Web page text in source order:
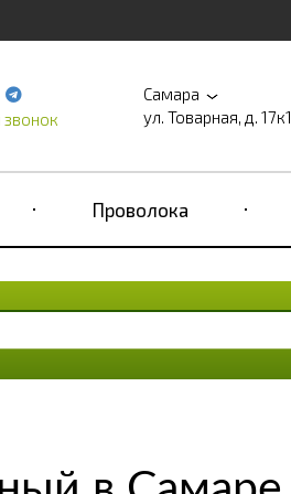
Самара
ул. Товарная, д. 17к1
Проволока